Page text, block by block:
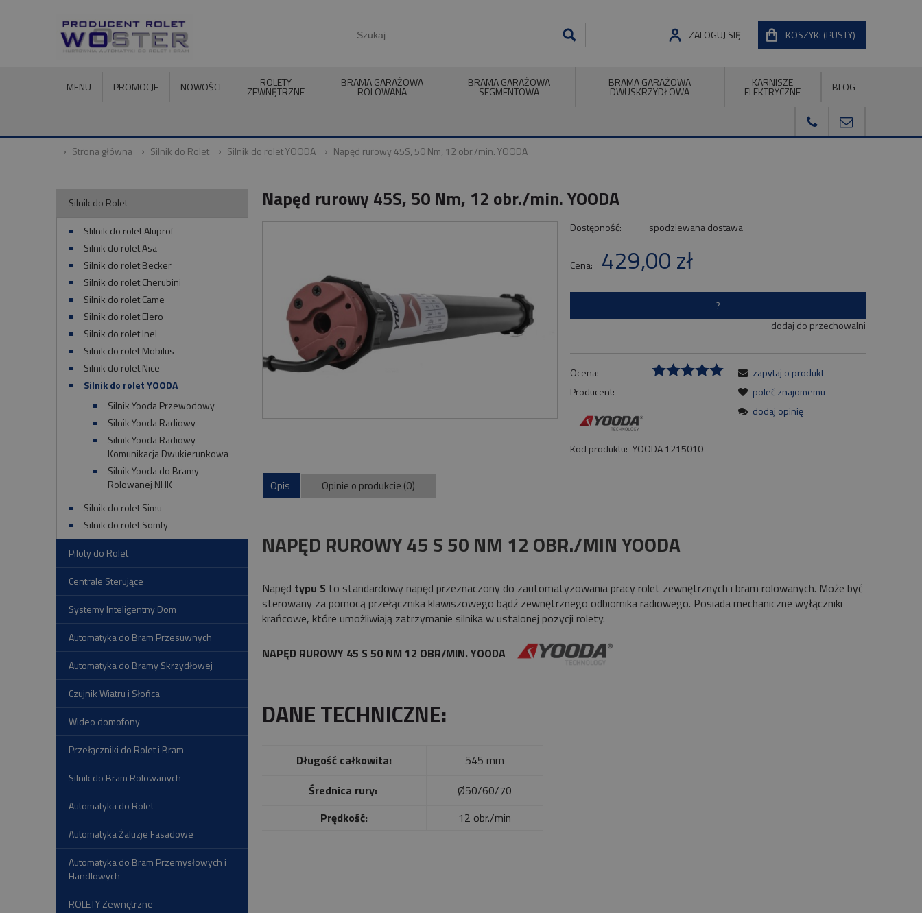
KOSZYK: (PUSTY)
ZALOGUJ SIĘ
MENU PROMOCJE NOWOŚCI ROLETY
ZEWNĘTRZNE
BRAMA GARAŻOWA
ROLOWANA
BRAMA GARAŻOWA
SEGMENTOWA
BRAMA GARAŻOWA
DWUSKRZYDŁOWA
KARNISZE
ELEKTRYCZNE BLOG
Strona główna Silnik do Rolet Silnik do rolet YOODA Napęd rurowy 45S, 50 Nm, 12 obr./min. YOODA
Silnik do Rolet
SIilnik do rolet Aluprof
Silnik do rolet Asa
Silnik do rolet Becker
Silnik do rolet Cherubini
Silnik do rolet Came
Silnik do rolet Elero
Silnik do rolet Inel
Silnik do rolet Mobilus
Silnik do rolet Nice
Silnik do rolet YOODA
Silnik Yooda Przewodowy
Silnik Yooda Radiowy
Silnik Yooda Radiowy
Komunikacja Dwukierunkowa
Silnik Yooda do Bramy
Rolowanej NHK
Silnik do rolet Simu
Silnik do rolet Somfy
Piloty do Rolet
Centrale Sterujące
Systemy Inteligentny Dom
Automatyka do Bram Przesuwnych
Automatyka do Bramy Skrzydłowej
Czujnik Wiatru i Słońca
Wideo domofony
Przełączniki do Rolet i Bram
Silnik do Bram Rolowanych
Automatyka do Rolet
Automatyka Żaluzje Fasadowe
Automatyka do Bram Przemysłowych i
Handlowych
ROLETY Zewnętrzne
Napęd rurowy 45S, 50 Nm, 12 obr./min. YOODA
Dostępność: spodziewana dostawa
Cena: 429,00 zł
?
dodaj do przechowalni
Ocena:
Producent:
Kod produktu: YOODA 1215010
zapytaj o produkt
poleć znajomemu
dodaj opinię
Opis Opinie o produkcie (0)
NAPĘD RUROWY 45 S 50 NM 12 OBR./MIN YOODA
Napęd typu S to standardowy napęd przeznaczony do zautomatyzowania pracy rolet zewnętrznych i bram rolowanych. Może być
sterowany za pomocą przełącznika klawiszowego bądź zewnętrznego odbiornika radiowego. Posiada mechaniczne wyłączniki
krańcowe, które umożliwiają zatrzymanie silnika w ustalonej pozycji rolety.
NAPĘD RUROWY 45 S 50 NM 12 OBR/MIN. YOODA
DANE TECHNICZNE:
Długość całkowita:
545 mm
Średnica rury:
Ø50/60/70
Prędkość:
12 obr./min